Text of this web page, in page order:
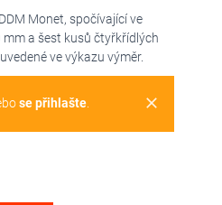
Monet, spočívající ve
a šest kusů čtyřkřídlých
ve výkazu výměr.
clear
se přihlašte.